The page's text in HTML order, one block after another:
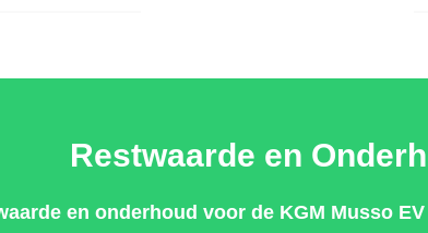
Restwaarde en
en onderhoud voor de KGM Musso